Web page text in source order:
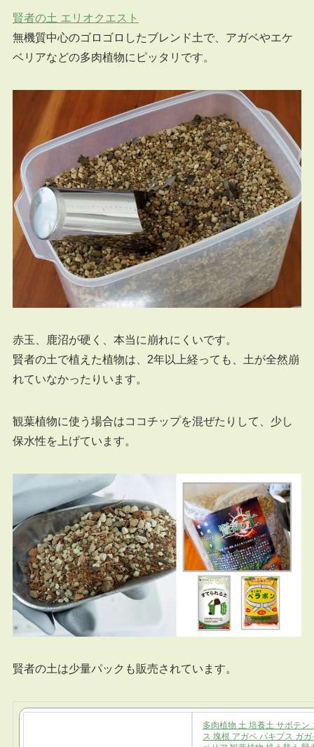
賢者の土 エリオクエスト
無機質中心のゴロゴロしたブレンド土で、アガベやエケ
ベリアなどの多肉植物にピッタリです。
赤玉、鹿沼が硬く、本当に崩れにくいです。
賢者の土で植えた植物は、2年以上経っても、土が全然崩
れていなかったりいます。
観葉植物に使う場合はココチップを混ぜたりして、少し
保水性を上げています。
賢者の土は少量パックも販売されています。
多肉植物 土 培養土 サボテン
ス 塊根 アガベ パキプス ガ